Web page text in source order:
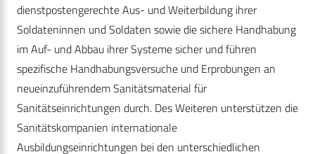
dienstpostengerechte Aus- und Weiterbildung ihrer
Soldateninnen und Soldaten sowie die sichere Handhabung
im Auf- und Abbau ihrer Systeme sicher und führen
spezifische Handhabungsversuche und Erprobungen an
neueinzuführendem Sanitätsmaterial für
Sanitätseinrichtungen durch. Des Weiteren unterstützen die
Sanitätskompanien internationale
Ausbildungseinrichtungen bei den unterschiedlichen